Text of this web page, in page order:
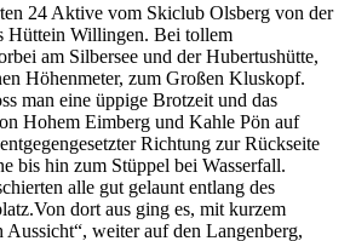
24 Aktive vom Skiclub Olsberg von der
Hüttein Willingen. Bei tollem
am Silbersee und der Hubertushütte,
Höhenmeter, zum Großen Kluskopf.
man eine üppige Brotzeit und das
Hohem Eimberg und Kahle Pön auf
Richtung zur Rückseite
bis hin zum Stüppel bei Wasserfall.
alle gut gelaunt entlang des
dort aus ging es, mit kurzem
Aussicht“, weiter auf den Langenberg,